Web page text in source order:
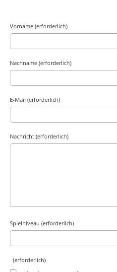
Vorname (erforderlich)
Nachname (erforderlich)
E-Mail (erforderlich)
Nachricht (erforderlich)
Spielniveau (erforderlich)
(erforderlich)